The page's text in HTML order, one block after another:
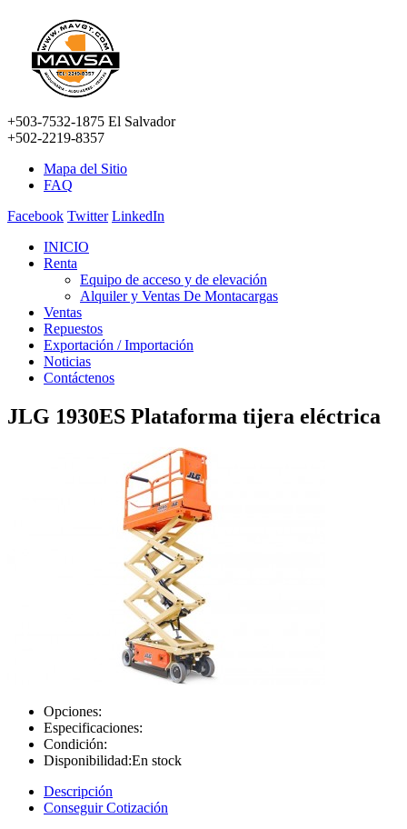
+503-7532-1875 El Salvador
+502-2219-8357
Mapa del Sitio
FAQ
Facebook Twitter LinkedIn
INICIO
Renta
Equipo de acceso y de elevación
Alquiler y Ventas De Montacargas
Ventas
Repuestos
Exportación / Importación
Noticias
Contáctenos
JLG 1930ES Plataforma tijera eléctrica
Opciones:
Especificaciones:
Condición:
Disponibilidad:En stock
Descripción
Conseguir Cotización